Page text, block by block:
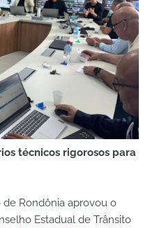
técnicos rigorosos para
de Rondônia aprovou o
Estadual de Trânsito